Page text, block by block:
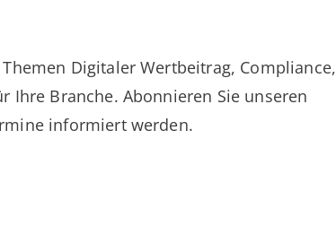
Digitaler Wertbeitrag, Compliance,
Ihre Branche. Abonnieren Sie unseren
informiert werden.